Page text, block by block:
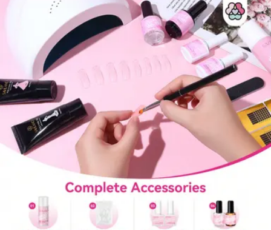
Ecommerçants France
Fidélisation et expérience client Service ClientStratégies
Plateformes e-commerce Stratégies e-commerce
Ecommerçants France